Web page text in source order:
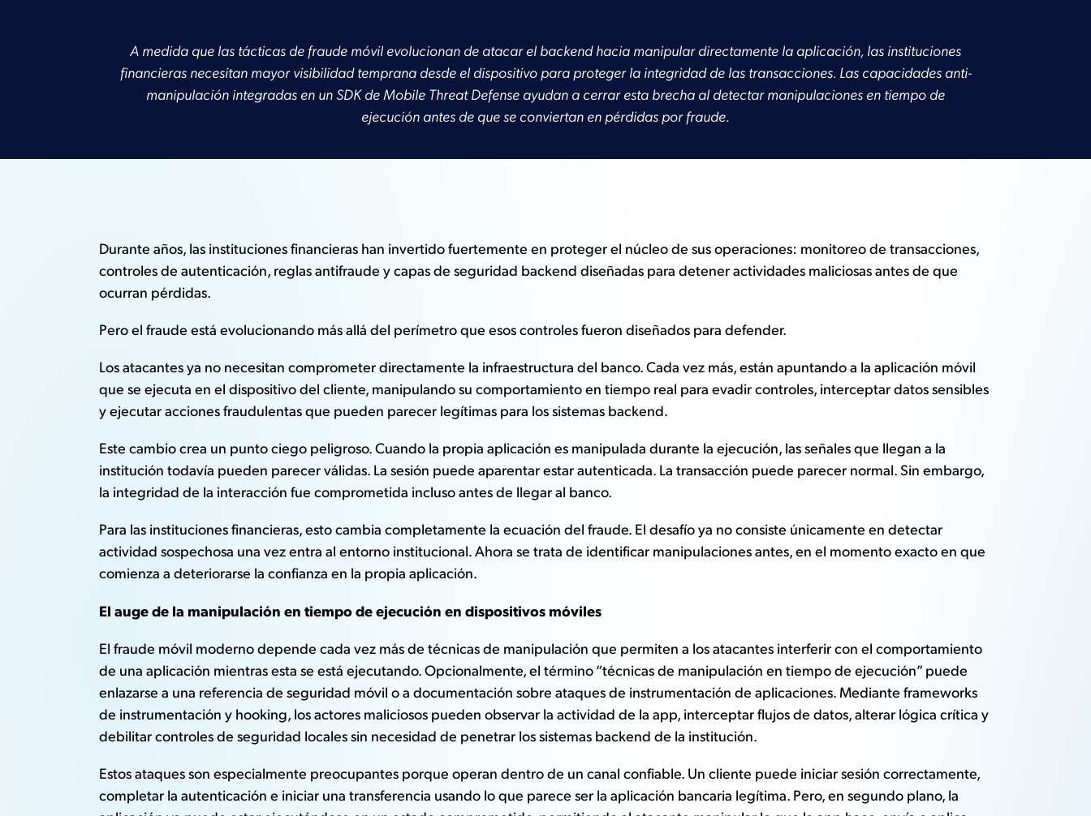
A medida que las tácticas de fraude móvil evolucionan de atacar el backend hacia manipular directamente la aplicación, las instituciones
financieras necesitan mayor visibilidad temprana desde el dispositivo para proteger la integridad de las transacciones. Las capacidades anti-
manipulación integradas en un SDK de Mobile Threat Defense ayudan a cerrar esta brecha al detectar manipulaciones en tiempo de
ejecución antes de que se conviertan en pérdidas por fraude.
Durante años, las instituciones financieras han invertido fuertemente en proteger el núcleo de sus operaciones: monitoreo de transacciones,
controles de autenticación, reglas antifraude y capas de seguridad backend diseñadas para detener actividades maliciosas antes de que
ocurran pérdidas.
Pero el fraude está evolucionando más allá del perímetro que esos controles fueron diseñados para defender.
Los atacantes ya no necesitan comprometer directamente la infraestructura del banco. Cada vez más, están apuntando a la aplicación móvil
que se ejecuta en el dispositivo del cliente, manipulando su comportamiento en tiempo real para evadir controles, interceptar datos sensibles
y ejecutar acciones fraudulentas que pueden parecer legítimas para los sistemas backend.
Este cambio crea un punto ciego peligroso. Cuando la propia aplicación es manipulada durante la ejecución, las señales que llegan a la
institución todavía pueden parecer válidas. La sesión puede aparentar estar autenticada. La transacción puede parecer normal. Sin embargo,
la integridad de la interacción fue comprometida incluso antes de llegar al banco.
Para las instituciones financieras, esto cambia completamente la ecuación del fraude. El desafío ya no consiste únicamente en detectar
actividad sospechosa una vez entra al entorno institucional. Ahora se trata de identificar manipulaciones antes, en el momento exacto en que
comienza a deteriorarse la confianza en la propia aplicación.
El auge de la manipulación en tiempo de ejecución en dispositivos móviles
El fraude móvil moderno depende cada vez más de técnicas de manipulación que permiten a los atacantes interferir con el comportamiento
de una aplicación mientras esta se está ejecutando. Opcionalmente, el término “técnicas de manipulación en tiempo de ejecución” puede
enlazarse a una referencia de seguridad móvil o a documentación sobre ataques de instrumentación de aplicaciones. Mediante frameworks
de instrumentación y hooking, los actores maliciosos pueden observar la actividad de la app, interceptar flujos de datos, alterar lógica crítica y
debilitar controles de seguridad locales sin necesidad de penetrar los sistemas backend de la institución.
Estos ataques son especialmente preocupantes porque operan dentro de un canal confiable. Un cliente puede iniciar sesión correctamente,
completar la autenticación e iniciar una transferencia usando lo que parece ser la aplicación bancaria legítima. Pero, en segundo plano, la